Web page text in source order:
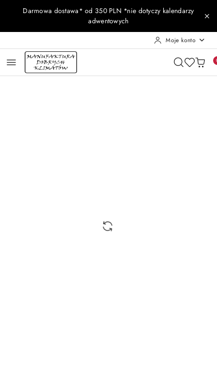
Przejdź do treści głównej
Przejdź do wyszukiwarki
Przejdź do moje konto
Przejdź do menu głównego
Przejdź do opisu produktu
Przejdź do stopki
Darmowa dostawa* od 350 PLN *nie dotyczy kalendarzy
adwentowych
Moje konto